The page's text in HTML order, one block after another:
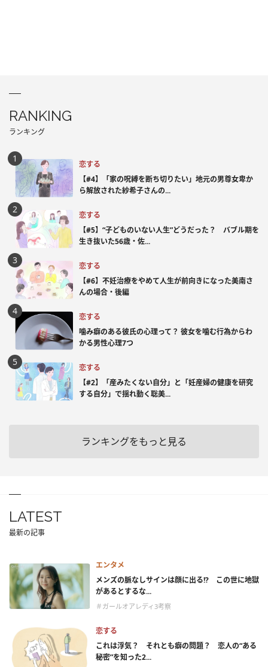
RANKING
ランキング
恋する
【#4】「家の呪縛を断ち切りたい」地元の男尊女卑か
ら解放された紗希子さんの...
恋する
【#5】“子どものいない人生”どうだった？ バブル期を
生き抜いた56歳・佐...
恋する
【#6】不妊治療をやめて人生が前向きになった美南さ
んの場合・後編
恋する
噛み癖のある彼氏の心理って？ 彼女を噛む行為からわ
かる男性心理7つ
恋する
【#2】「産みたくない自分」と「妊産婦の健康を研究
する自分」で揺れ動く聡美...
ランキングをもっと見る
LATEST
最新の記事
エンタメ
メンズの脈なしサインは顔に出る!? この世に地獄
があるとするな...
＃ガールオアレディ3考察
恋する
これは浮気？ それとも癖の問題？ 恋人の“ある
秘密”を知った2...